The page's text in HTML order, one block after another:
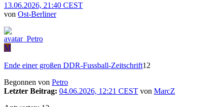
13.06.2026, 21:40 CEST
von Ost-Berliner
M
Ende einer großen DDR-Fussball-Zeitschrift12
Begonnen von Petro
Letzter Beitrag: 04.06.2026, 12:21 CEST von MarcZ